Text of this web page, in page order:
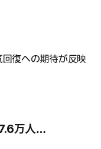
回復への期待が反映
万人…